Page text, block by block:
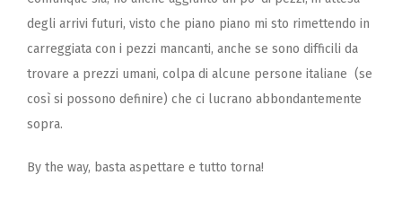
degli arrivi futuri, visto che piano piano mi sto rimettendo in
carreggiata con i pezzi mancanti, anche se sono difficili da
trovare a prezzi umani, colpa di alcune persone italiane (se
così si possono definire) che ci lucrano abbondantemente
sopra.
By the way, basta aspettare e tutto torna!